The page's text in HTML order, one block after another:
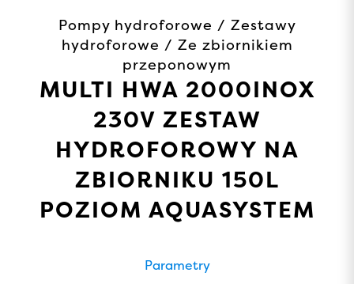
Pompy hydroforowe / Zestawy
hydroforowe / Ze zbiornikiem
przeponowym
MULTI HWA 2000INOX
230V ZESTAW
HYDROFOROWY NA
ZBIORNIKU 150L
POZIOM AQUASYSTEM
Parametry